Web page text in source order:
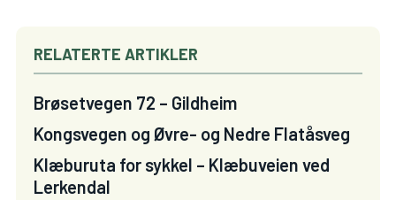
RELATERTE ARTIKLER
Brøsetvegen 72 – Gildheim
Kongsvegen og Øvre- og Nedre Flatåsveg
Klæburuta for sykkel – Klæbuveien ved
Lerkendal